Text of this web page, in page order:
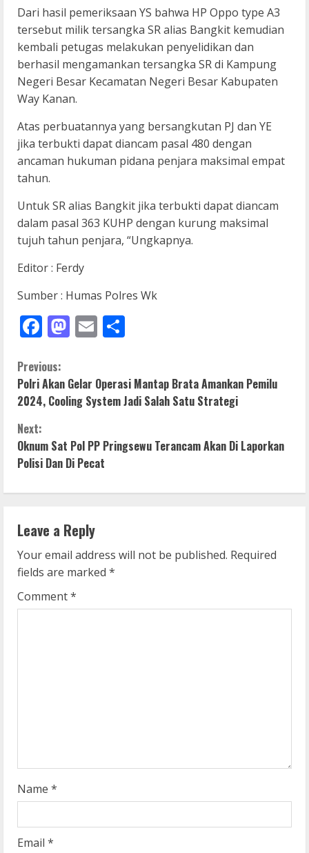
Dari hasil pemeriksaan YS bahwa HP Oppo type A3
tersebut milik tersangka SR alias Bangkit kemudian
kembali petugas melakukan penyelidikan dan
berhasil mengamankan tersangka SR di Kampung
Negeri Besar Kecamatan Negeri Besar Kabupaten
Way Kanan.
Atas perbuatannya yang bersangkutan PJ dan YE
jika terbukti dapat diancam pasal 480 dengan
ancaman hukuman pidana penjara maksimal empat
tahun.
Untuk SR alias Bangkit jika terbukti dapat diancam
dalam pasal 363 KUHP dengan kurung maksimal
tujuh tahun penjara, “Ungkapnya.
Editor : Ferdy
Sumber : Humas Polres Wk
Facebook
Mastodon
Email
C
o
n
t
i
n
u
e
R
g
Previous:
Polri Akan Gelar Operasi Mantap Brata Amankan Pemilu
2024, Cooling System Jadi Salah Satu Strategi
Next:
Oknum Sat Pol PP Pringsewu Terancam Akan Di Laporkan
Polisi Dan Di Pecat
Leave a Reply
Your email address will not be published. Required
fields are marked *
Comment*
Name *
Email *